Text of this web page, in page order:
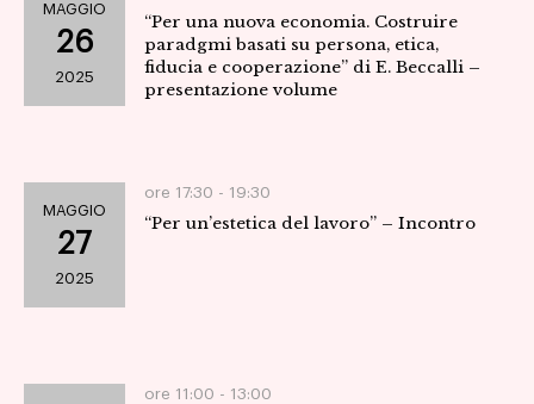
MAGGIO
26
2025
“Per una nuova economia. Costruire
paradgmi basati su persona, etica,
fiducia e cooperazione” di E. Beccalli –
presentazione volume
MAGGIO
27
2025
ore 17:30 - 19:30
“Per un’estetica del lavoro” – Incontro
ore 11:00 - 13:00